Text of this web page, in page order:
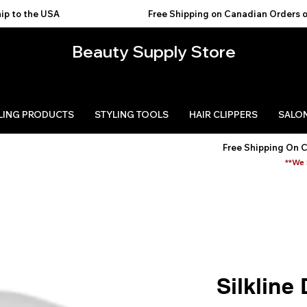
We Ship to the USA
Beauty Supply Store
PRODUCTS STYLING TOOLS HAIR CLIPPERS
Free Shipping On
Silkline